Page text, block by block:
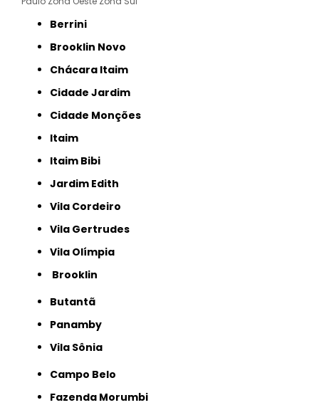
Berrini
Brooklin Novo
Chácara Itaim
Cidade Jardim
Cidade Monções
Itaim
Itaim Bibi
Jardim Edith
Vila Cordeiro
Vila Gertrudes
Vila Olímpia
Brooklin
Butantã
Panamby
Vila Sônia
Campo Belo
Fazenda Morumbi